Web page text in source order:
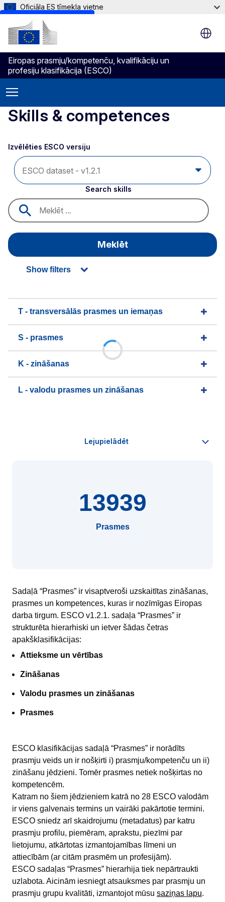
Skip to main content
Oficiāla ES tīmekļa vietne
Eiropas prasmju/kompetenču, kvalifikāciju un
profesiju klasifikācija (ESCO)
Skills & competences
Izvēlēties ESCO versiju
Search skills
Meklēt
Show filters
T - transversālās prasmes un iemaņas
S - prasmes
K - zināšanas
L - valodu prasmes un zināšanas
13939
Prasmes
Sadaļā “Prasmes” ir visaptveroši uzskaitītas zināšanas,
prasmes un kompetences, kuras ir nozīmīgas Eiropas
darba tirgum. ESCO v1.2.1. sadaļa “Prasmes” ir
strukturēta hierarhiski un ietver šādas četras
apakšklasifikācijas:
Attieksme un vērtības
Zināšanas
Valodu prasmes un zināšanas
Prasmes
ESCO klasifikācijas sadaļā “Prasmes” ir norādīts
prasmju veids un ir nošķirti i) prasmju/kompetenču un ii)
zināšanu jēdzieni. Tomēr prasmes netiek nošķirtas no
kompetencēm.
Katram no šiem jēdzieniem katrā no 28 ESCO valodām
ir viens galvenais termins un vairāki pakārtotie termini.
ESCO sniedz arī skaidrojumu (metadatus) par katru
prasmju profilu, piemēram, aprakstu, piezīmi par
lietojumu, atkārtotas izmantojamības līmeni un
attiecībām (ar citām prasmēm un profesijām).
ESCO sadaļas “Prasmes” hierarhija tiek nepārtraukti
uzlabota. Aicinām iesniegt atsauksmes par prasmju un
prasmju grupu kvalitāti, izmantojot mūsu saziņas lapu.